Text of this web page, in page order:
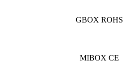
GBOX ROHS
MIBOX CE